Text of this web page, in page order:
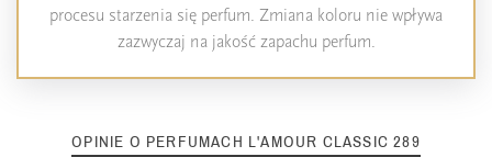
procesu starzenia się perfum. Zmiana koloru nie wpływa
zazwyczaj na jakość zapachu perfum.
OPINIE O PERFUMACH L'AMOUR CLASSIC 289